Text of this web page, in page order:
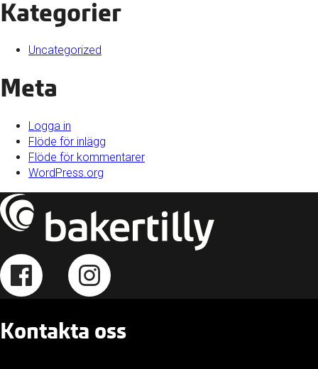
Kategorier
Uncategorized
Meta
Logga in
Flöde för inlägg
Flöde för kommentarer
WordPress.org
Kontakta oss